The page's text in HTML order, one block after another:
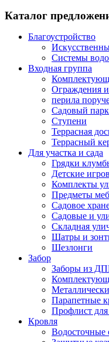
Каталог
Благоустройство
Системы
Входная группа
Ограждения
перила
Садовый
Ступени
Террасная
Террасный
Для участка и сада
Грядки
Детские
Комплекты
Предметы
Садовое
Садовые и
Складная
Шатры и
Шезлонги
Забор
Заборы из
Парапетные
Профлист для
Кровля
Водосточные